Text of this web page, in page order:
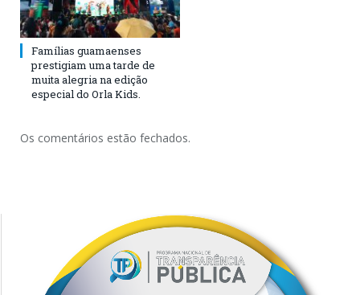
Famílias guamaenses
prestigiam uma tarde de
muita alegria na edição
especial do Orla Kids.
Os comentários estão fechados.